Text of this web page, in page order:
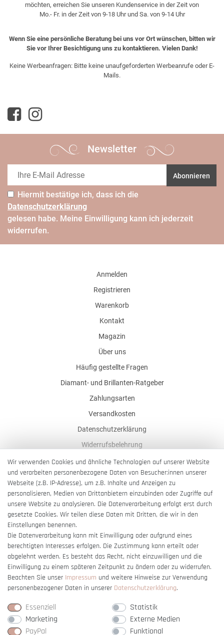
möchten, erreichen Sie unseren Kundenservice in der Zeit von
Mo.- Fr. in der Zeit von 9-18 Uhr und Sa. von 9-14 Uhr
Wenn Sie eine persönliche Beratung bei uns vor Ort wünschen, bitten wir
Sie vor Ihrer Besichtigung uns zu kontaktieren. Vielen Dank!
Keine Werbeanfragen: Bitte keine unaufgeforderten Werbeanrufe oder E-
Mails.
Newsletter
Abonnieren
Hiermit bestätige ich, dass ich die
Daten­schutz­erklärung
gelesen habe. Meine Einwilligung kann ich jederzeit
widerrufen.
Anmelden
Registrieren
Warenkorb
Kontakt
Magazin
Über uns
Häufig gestellte Fragen
Diamant- und Brillanten-Ratgeber
Zahlungsarten
Versandkosten
Datenschutzerklärung
Widerrufsbelehrung
AGB
Impressum
Barrierefreiheitserklärung
Vertrag widerrufen
Wir verwenden Cookies und ähnliche Technologien auf unserer Website
und verarbeiten personenbezogene Daten von Besucher:innen unserer
Webseite (z.B. IP-Adresse), um z.B. Inhalte und Anzeigen zu
personalisieren, Medien von Drittanbietern einzubinden oder Zugriffe auf
unsere Website zu analysieren. Die Datenverarbeitung erfolgt erst durch
gesetzte Cookies. Wir teilen diese Daten mit Dritten, die wir in den
Einstellungen benennen.
Die Datenverarbeitung kann mit Einwilligung oder aufgrund eines
berechtigten Interesses erfolgen. Die Zustimmung kann erteilt oder
abgelehnt werden. Es besteht das Recht, nicht einzuwilligen und die
Einwilligung zu einem späteren Zeitpunkt zu ändern oder zu widerrufen.
Beachten Sie unser Impressum und weitere Hinweise zur Verwendung
personenbezogener Daten in unserer Daten­schutz­erklärung.
Essenziell
Statistik
Marketing
Externe Medien
PayPal
Funktional